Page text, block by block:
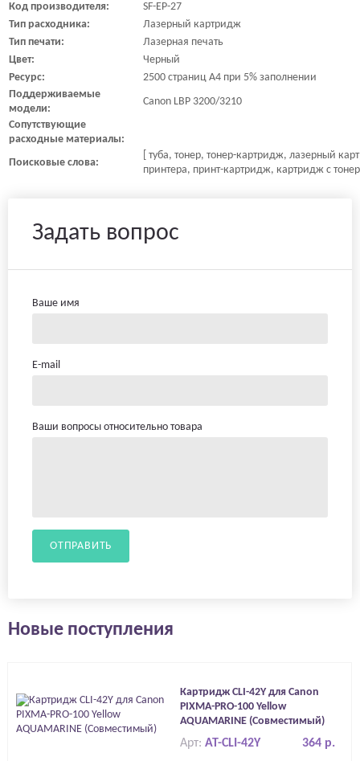
Код производителя:
SF-EP-27
Тип расходника:
Лазерный картридж
Тип печати:
Лазерная печать
Цвет:
Черный
Ресурс:
2500 страниц A4 при 5% заполнении
Поддерживаемые
модели:
Canon LBP 3200/3210
Сопутствующие
расходные материалы:
Поисковые слова:
[ туба, тонер, тонер-картридж, лазерный
принтера, принт-картридж, картридж с
Задать вопрос
Ваше имя
E-mail
Ваши вопросы относительно товара
ОТПРАВИТЬ
Новые поступления
Картридж CLI-42Y для Canon
PIXMA-PRO-100 Yellow
AQUAMARINE (Совместимый)
364 р.
Арт:AT-CLI-42Y